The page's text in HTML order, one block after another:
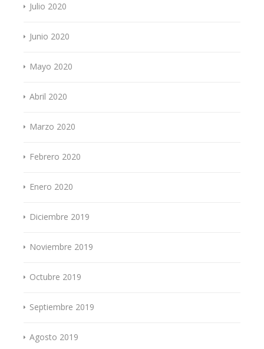
Julio 2020
Junio 2020
Mayo 2020
Abril 2020
Marzo 2020
Febrero 2020
Enero 2020
Diciembre 2019
Noviembre 2019
Octubre 2019
Septiembre 2019
Agosto 2019